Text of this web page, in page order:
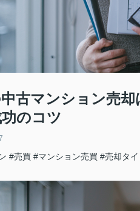
古マンション売
のコツ
#売買 #マンション売買 #売却タ